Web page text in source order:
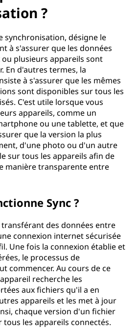
?
synchronisation, désigne le
à s'assurer que les données
plusieurs appareils sont
En d'autres termes, la
à s'assurer que les mêmes
sont disponibles sur tous les
C'est utile lorsque vous
appareils, comme un
ou une tablette, et que
que la version la plus
d'une photo ou d'un autre
sur tous les appareils afin de
manière transparente entre
Sync ?
des données entre
connexion internet sécurisée
Une fois la connexion établie et
le processus de
commencer. Au cours de ce
recherche les
aux fichiers qu'il a en
appareils et les met à jour
chaque version d'un fichier
les appareils connectés.